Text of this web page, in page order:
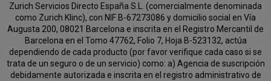
Zurich Servicios Directo España S.L. (comercialmente denominada
como Zurich Klinc), con NIF B-67273086 y domicilio social en Vía
Augusta 200, 08021 Barcelona e inscrita en el Registro Mercantil de
Barcelona en el Tomo 47762, Folio 7, Hoja B-523132, actúa
dependiendo de cada producto (por favor verifique cada caso si se
trata de un seguro o de un servicio) como: a) Agencia de suscripción
debidamente autorizada e inscrita en el registro administrativo de